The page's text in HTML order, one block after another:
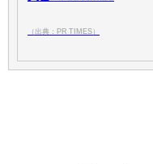
（出典：PR TIMES）